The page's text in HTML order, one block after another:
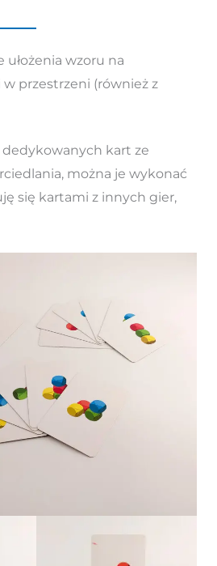
ułożenia wzoru na
w przestrzeni (również z
kart ze
można je wykonać
się kartami z innych gier,